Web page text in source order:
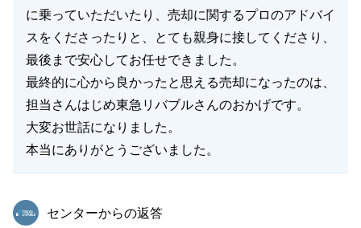
に乗っていただいたり、売却に関するプロのアドバイ
スをくださったりと、とても親身に接してくださり、
最後まで安心してお任せできました。
最終的に心から良かったと思える売却になったのは、
担当さんはじめ東急リバブルさんのおかげです。
大変お世話になりました。
本当にありがとうございました。
東急リバブル
センターからの返答